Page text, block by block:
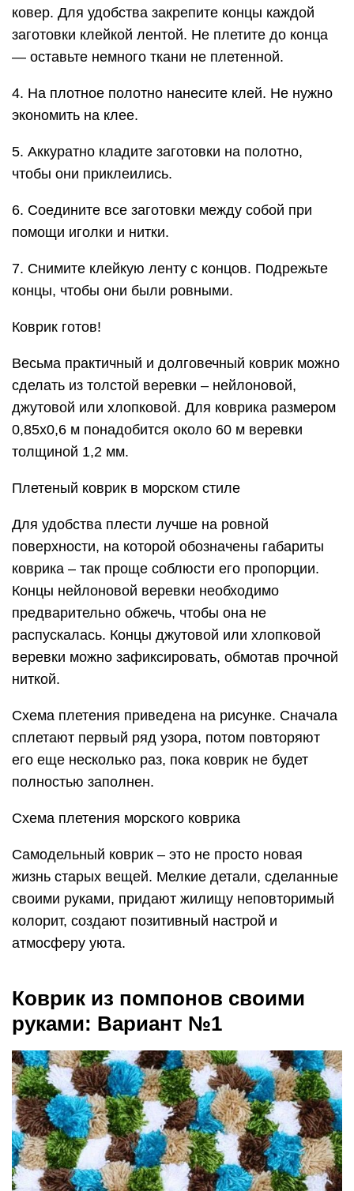
ковер. Для удобства закрепите концы каждой
заготовки клейкой лентой. Не плетите до конца
— оставьте немного ткани не плетенной.
4. На плотное полотно нанесите клей. Не нужно
экономить на клее.
5. Аккуратно кладите заготовки на полотно,
чтобы они приклеились.
6. Соедините все заготовки между собой при
помощи иголки и нитки.
7. Снимите клейкую ленту с концов. Подрежьте
концы, чтобы они были ровными.
Коврик готов!
Весьма практичный и долговечный коврик можно
сделать из толстой веревки – нейлоновой,
джутовой или хлопковой. Для коврика размером
0,85х0,6 м понадобится около 60 м веревки
толщиной 1,2 мм.
Плетеный коврик в морском стиле
Для удобства плести лучше на ровной
поверхности, на которой обозначены габариты
коврика – так проще соблюсти его пропорции.
Концы нейлоновой веревки необходимо
предварительно обжечь, чтобы она не
распускалась. Концы джутовой или хлопковой
веревки можно зафиксировать, обмотав прочной
ниткой.
Схема плетения приведена на рисунке. Сначала
сплетают первый ряд узора, потом повторяют
его еще несколько раз, пока коврик не будет
полностью заполнен.
Схема плетения морского коврика
Самодельный коврик – это не просто новая
жизнь старых вещей. Мелкие детали, сделанные
своими руками, придают жилищу неповторимый
колорит, создают позитивный настрой и
атмосферу уюта.
Коврик из помпонов своими
руками: Вариант №1